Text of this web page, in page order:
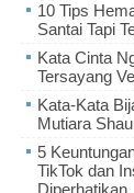
10 Tips
Santai Tapi
Kata Cinta
Tersayang
Kata-Kata
Mutiara
5
TikTok dan
Diperhatikan